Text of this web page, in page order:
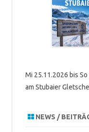
Mi 25.11.2026 bis
am Stubaier
NEWS /